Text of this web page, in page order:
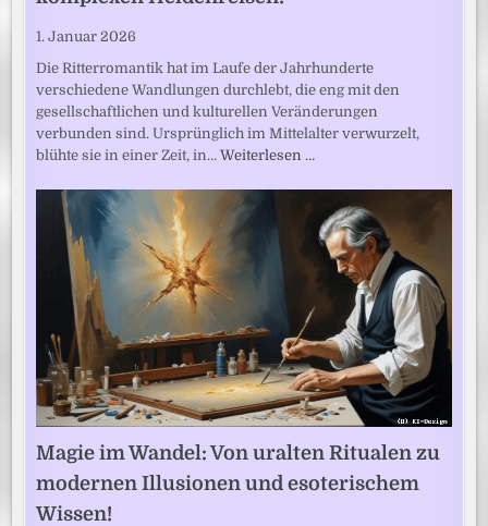
1. Januar 2026
Die Ritterromantik hat im Laufe der Jahrhunderte
verschiedene Wandlungen durchlebt, die eng mit den
gesellschaftlichen und kulturellen Veränderungen
verbunden sind. Ursprünglich im Mittelalter verwurzelt,
blühte sie in einer Zeit, in…Weiterlesen …
Magie im Wandel: Von uralten Ritualen zu
modernen Illusionen und esoterischem
Wissen!